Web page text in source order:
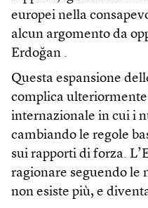
europei nella
alcun argomento da
Erdoğan .
Questa espansione
complica
internazionale in cui i
cambiando le regole
sui rapporti di forza.
ragionare seguendo le
non esiste più, e